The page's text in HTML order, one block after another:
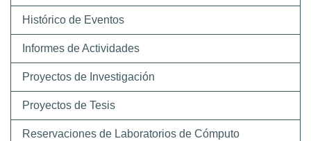
Histórico de Eventos
Informes de Actividades
Proyectos de Investigación
Proyectos de Tesis
Reservaciones de Laboratorios de Cómputo